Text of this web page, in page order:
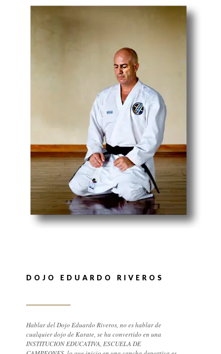
DOJO EDUARDO RIVEROS
Hablar del Dojo Eduardo Riveros, no es hablar de
cualquier dojo de Karate, se ha convertido en una
INSTITUCION EDUCATIVA, ESCUELA DE